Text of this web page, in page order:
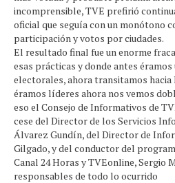
incomprensible, TVE prefirió
oficial que seguía con un monótono
participación y votos por ciudades.
El resultado final fue un enorme
esas prácticas y donde antes
electorales, ahora transitamos hacia
éramos líderes ahora nos vemos
eso el Consejo de Informativos de
cese del Director de los Servicios
Álvarez Gundín, del Director de
Gilgado, y del conductor del
Canal 24 Horas y TVEonline, Sergio
responsables de todo lo ocurrido